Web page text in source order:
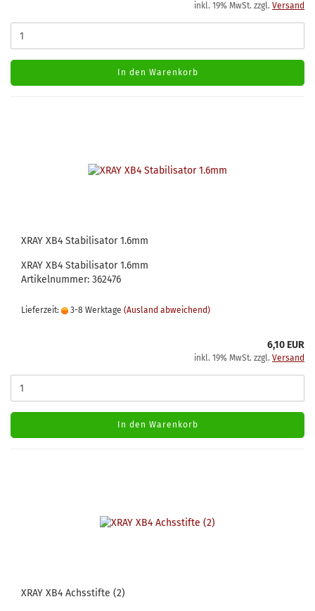
inkl. 19% MwSt. zzgl. Versand
In den Warenkorb
XRAY XB4 Stabilisator 1.6mm
XRAY XB4 Stabilisator 1.6mm
Artikelnummer: 362476
Lieferzeit: 3-8 Werktage (Ausland abweichend)
6,10 EUR
inkl. 19% MwSt. zzgl. Versand
In den Warenkorb
XRAY XB4 Achsstifte (2)